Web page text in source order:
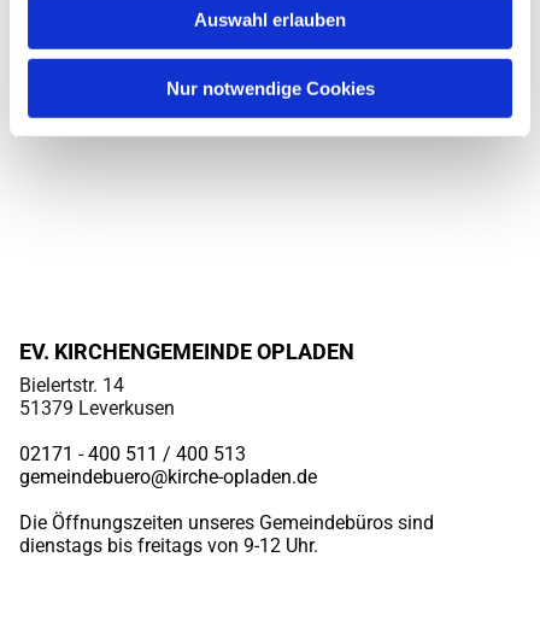
Auswahl erlauben
Nur notwendige Cookies
EV. KIRCHENGEMEINDE OPLADEN
Bielertstr. 14
51379 Leverkusen
02171 - 400 511 / 400 513
gemeindebuero@kirche-opladen.de
Die Öffnungszeiten unseres Gemeindebüros sind
dienstags bis freitags von 9-12 Uhr.